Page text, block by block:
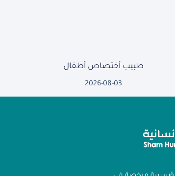
طبيب أختصاص أطفال
2026-08-03